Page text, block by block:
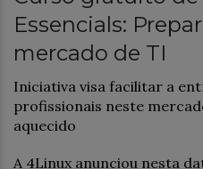
Essencials:
mercado de TI
Iniciativa visa facilitar a
profissionais neste
aquecido
A 4Linux anunciou nesta